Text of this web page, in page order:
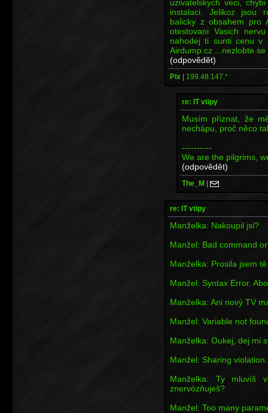
uzivatelskych veci,
instalaci. Jelikoz jsou
balicky z obsahem pro
otestovani Vasich
nahodej ti sunti cenu v
Airdump.cz ...nezlobte
(odpovědět)
Pix | 199.48.147.*
re: IT vtipy
Musím přiznat, že
nechápu, proč něco
----------
We are the pilgrims,
(odpovědět)
The_M |
re: IT vtipy
Manželka: Nakoupil jsi?
Manžel: Bad command
Manželka: Prosila jsem
Manžel: Syntax Error.
Manželka: Ani nový TV
Manžel: Variable not
Manželka: Oukej, dej mi
Manžel: Sharing
Manželka: Ty mluvíš
znervózňuješ?
Manžel: Too many